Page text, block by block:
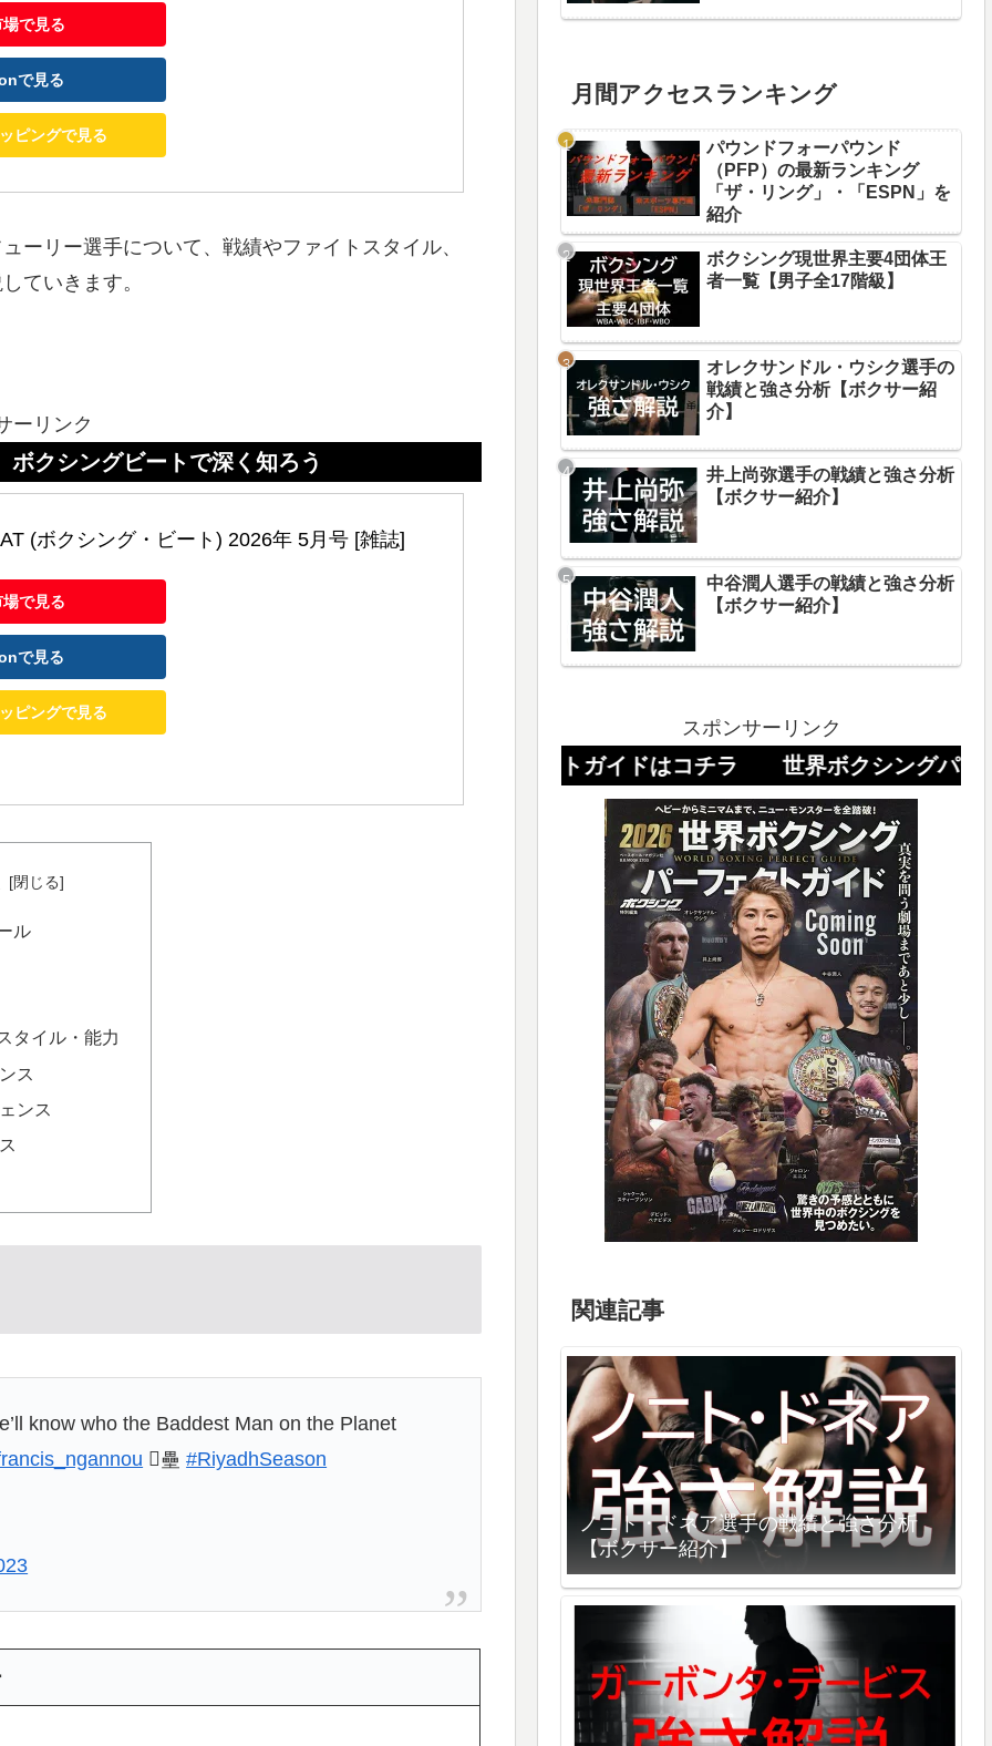
で見る
で見る
ピングで見る
ーリー選手について、戦績やファイトスタイル、
ていきます。
ーリンク
ビートで深く知ろう
(ボクシング・ビート) 2026年 5月号 [雑誌]
で見る
で見る
ピングで見る
ル
タイル・能力
ス
ンス
know who the Baddest Man on the Planet
壘#RiyadhSeason
月間アクセスランキング
パウンドフォーパウンド
（PFP）の最新ランキング
「ザ・リング」・「ESPN」を
紹介
ボクシング現世界主要4団体王
者一覧【男子全17階級】
オレクサンドル・ウシク選手の
戦績と強さ分析【ボクサー紹
介】
井上尚弥選手の戦績と強さ分析
【ボクサー紹介】
中谷潤人選手の戦績と強さ分析
【ボクサー紹介】
スポンサーリンク
世界ボクシングパーフェクトガイドはコチラ 世界ボクシングパーフェク
関連記事
ノニト・ドネア選手の戦績と強さ分析
【ボクサー紹介】